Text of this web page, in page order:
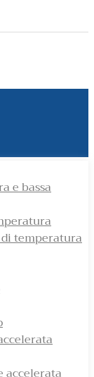
e bassa
temperatura